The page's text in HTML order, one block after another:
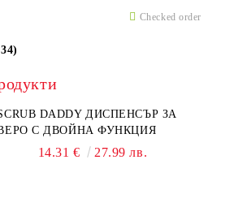
Checked order
DADDY ДИСПЕНСЪР ЗА
С ДВОЙНА ФУНКЦИЯ
14.31 € 27.99 лв.